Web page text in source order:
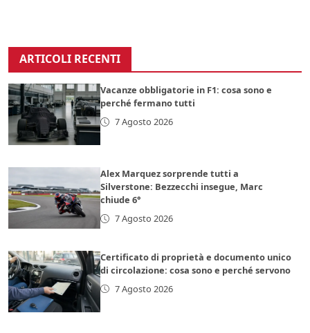
ARTICOLI RECENTI
Vacanze obbligatorie in F1: cosa sono e
perché fermano tutti
7 Agosto 2026
Alex Marquez sorprende tutti a
Silverstone: Bezzecchi insegue, Marc
chiude 6°
7 Agosto 2026
Certificato di proprietà e documento unico
di circolazione: cosa sono e perché servono
7 Agosto 2026